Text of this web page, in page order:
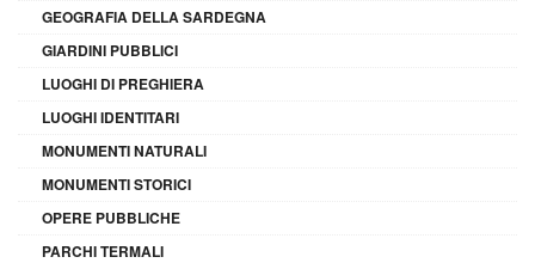
GEOGRAFIA DELLA SARDEGNA
GIARDINI PUBBLICI
LUOGHI DI PREGHIERA
LUOGHI IDENTITARI
MONUMENTI NATURALI
MONUMENTI STORICI
OPERE PUBBLICHE
PARCHI TERMALI